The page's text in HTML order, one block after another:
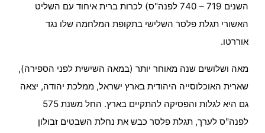
השנים 719 – 740 לפנה"ס) לכרות ברית איחוד עם השליט
האשורי תגלת פלסר השלישי בתקופת המלחמה שלו נגד
אוררטו.
מאה ושלושים שנה מאוחר יותר (במאה השישית לפני הספירה),
שארית האוכלוסייה היהודית בארץ ישראל, ממלכת יהודה, יצאה
גם היא לגלות והפסיקה להתקיים בארץ. החל משנת 575
לפנה"ס לערך, תגלת פלסר כבש את נחלת השבטים זבולון